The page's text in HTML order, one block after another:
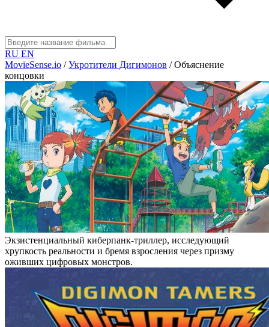
RU EN
MovieSense.io / Укротители Дигимонов / Объяснение
концовки
Экзистенциальный киберпанк-триллер, исследующий
хрупкость реальности и бремя взросления через призму
оживших цифровых монстров.